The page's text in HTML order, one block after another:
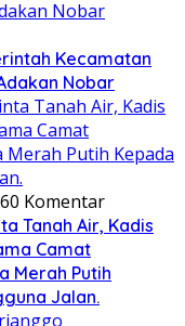
Kecamatan
Nobar
0 Komentar
Tanah Air, Kadis
Camat
Merah Putih
Jalan.